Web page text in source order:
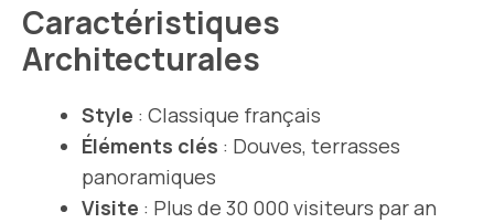
Caractéristiques
Architecturales
Style : Classique français
Éléments clés : Douves, terrasses
panoramiques
Visite : Plus de 30 000 visiteurs par an